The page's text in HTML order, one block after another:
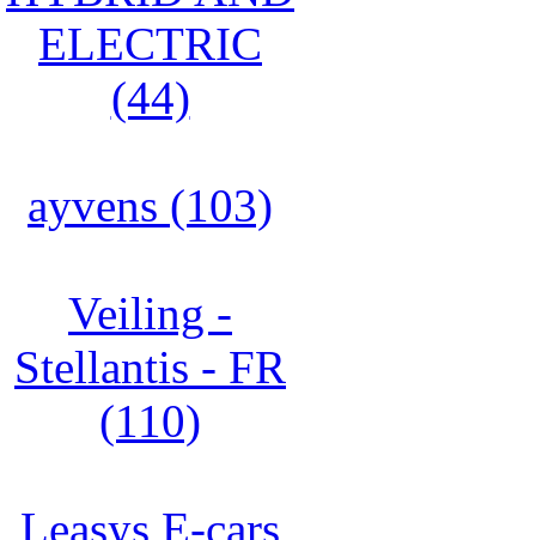
ELECTRIC
(44)
ayvens (103)
Veiling -
Stellantis - FR
(110)
Leasys E-cars